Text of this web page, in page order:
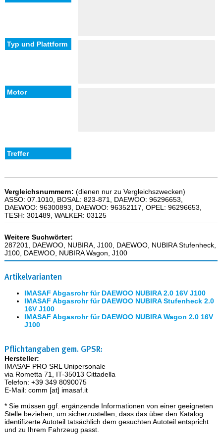
Vergleichsnummern: (dienen nur zu Vergleichszwecken)
ASSO: 07.1010, BOSAL: 823-871, DAEWOO: 96296653,
DAEWOO: 96300893, DAEWOO: 96352117, OPEL: 96296653,
TESH: 301489, WALKER: 03125
Weitere Suchwörter:
287201, DAEWOO, NUBIRA, J100, DAEWOO, NUBIRA Stufenheck,
J100, DAEWOO, NUBIRA Wagon, J100
Artikelvarianten
IMASAF Abgasrohr für DAEWOO NUBIRA 2.0 16V J100
IMASAF Abgasrohr für DAEWOO NUBIRA Stufenheck 2.0
16V J100
IMASAF Abgasrohr für DAEWOO NUBIRA Wagon 2.0 16V
J100
Pflichtangaben gem. GPSR:
Hersteller:
IMASAF PRO SRL Unipersonale
via Rometta 71, IT-35013 Cittadella
Telefon: +39 349 8090075
E-Mail: comm [at] imasaf.it
* Sie müssen ggf. ergänzende Informationen von einer geeigneten
Stelle beziehen, um sicherzustellen, dass das über den Katalog
identifizerte Autoteil tatsächlich dem gesuchten Autoteil entspricht
und zu Ihrem Fahrzeug passt.